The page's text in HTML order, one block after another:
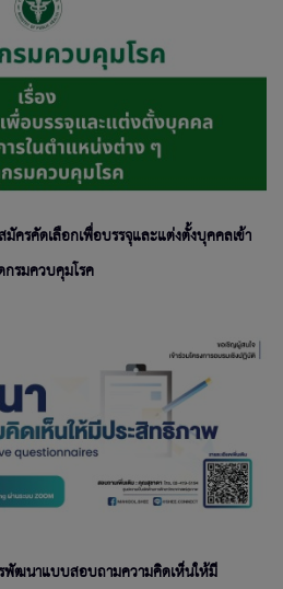
ครคัดเลือกเพื่อบรรจุและแต่งตั้งบุคคลเข้า
กรมควบคุมโรค
พัฒนาแบบสอบถามความคิดเห็นให้มี